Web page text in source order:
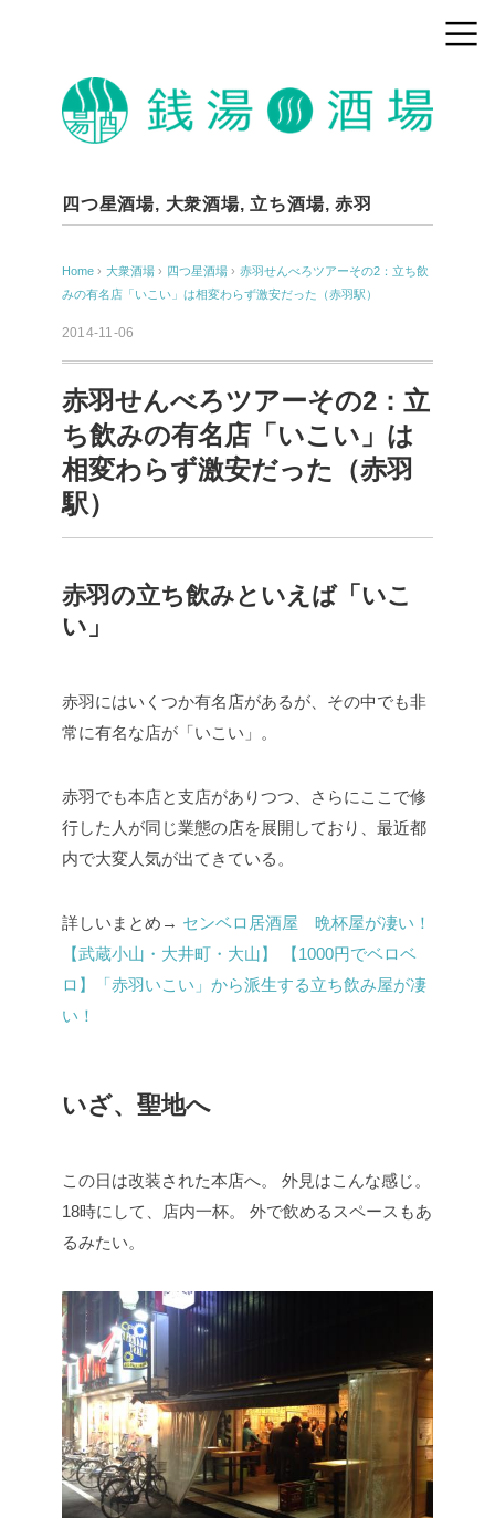
四つ星酒場, 大衆酒場, 立ち酒場,赤羽
Home › 大衆酒場 › 四つ星酒場 › 赤羽せんべろツアーその2：立ち飲
みの有名店「いこい」は相変わらず激安だった（赤羽駅）
2014-11-06
赤羽せんべろツアーその2：立
ち飲みの有名店「いこい」は
相変わらず激安だった（赤羽
駅）
赤羽の立ち飲みといえば「いこ
い」
赤羽にはいくつか有名店があるが、その中でも非
常に有名な店が「いこい」。
赤羽でも本店と支店がありつつ、さらにここで修
行した人が同じ業態の店を展開しており、最近都
内で大変人気が出てきている。
詳しいまとめ→ センベロ居酒屋 晩杯屋が凄い！
【武蔵小山・大井町・大山】
【1000円でベロベ
ロ】「赤羽いこい」から派生する立ち飲み屋が凄
い！
いざ、聖地へ
この日は改装された本店へ。
外見はこんな感じ。
18時にして、店内一杯。
外で飲めるスペースもあ
るみたい。